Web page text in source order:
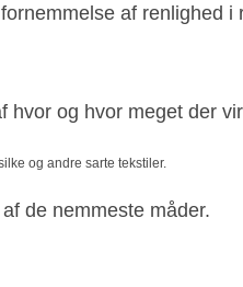
af renlighed i
hvor og hvor meget der
og andre sarte tekstiler.
de nemmeste måder.